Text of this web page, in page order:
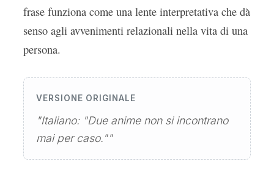
frase funziona come una lente interpretativa che dà
senso agli avvenimenti relazionali nella vita di una
persona.
VERSIONE ORIGINALE
"Italiano: "Due anime non si incontrano
mai per caso.""